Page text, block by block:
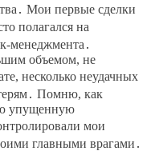
Мои первые сделки
полагался на
менеджмента․
объемом, не
несколько неудачных
Помню, как
упущенную
мои
главными врагами․